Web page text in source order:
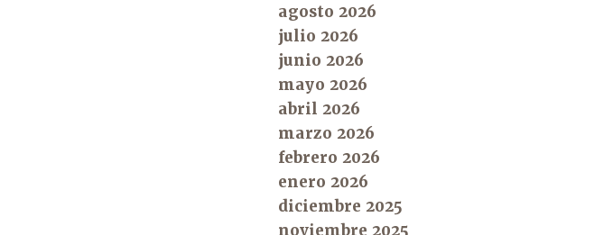
agosto 2026
julio 2026
junio 2026
mayo 2026
abril 2026
marzo 2026
febrero 2026
enero 2026
diciembre 2025
noviembre 2025